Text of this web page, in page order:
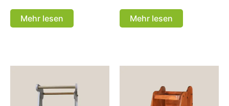
Mehr lesen Mehr lesen